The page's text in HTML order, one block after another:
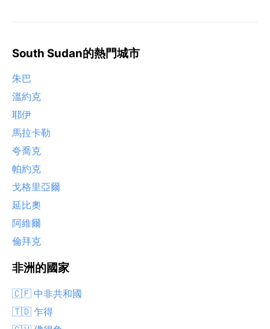
South Sudan的熱門城市
朱巴
溫約克
耶伊
馬拉卡勒
夸喬克
帕約克
戈格里亞爾
延比奧
阿維爾
倫拜克
非洲的國家
🇨🇫 中非共和國
🇹🇩 乍得